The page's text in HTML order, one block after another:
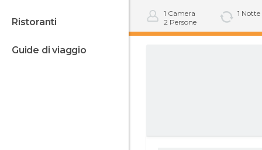
ristoranti
guide di viaggio
1 Camera
2 Persone
1 Notte